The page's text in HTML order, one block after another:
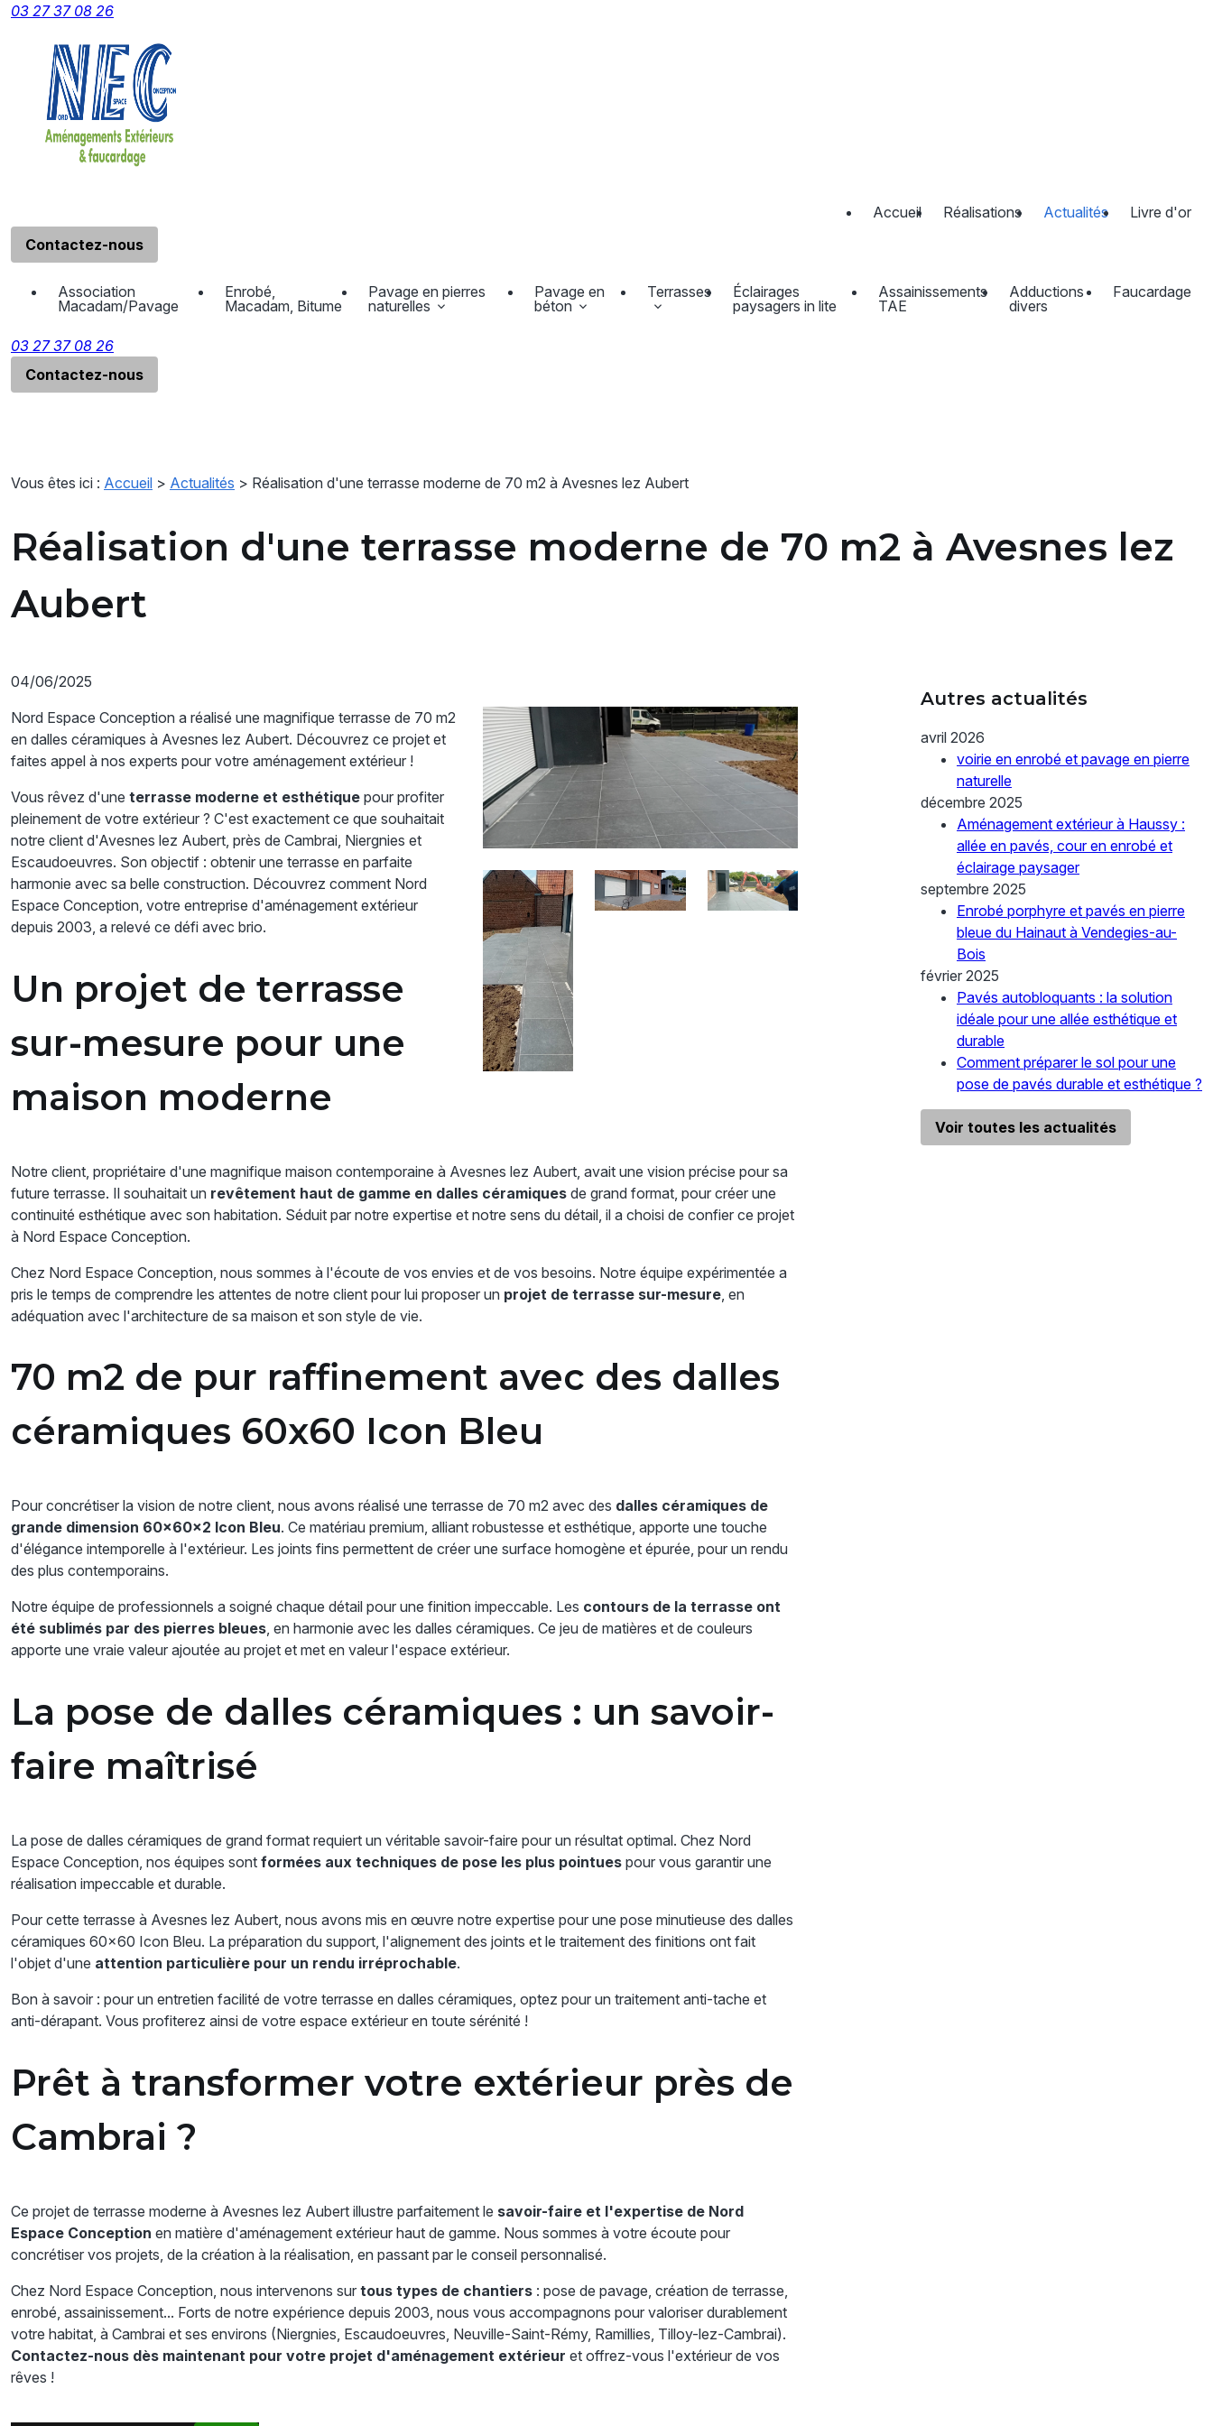
03 27 37 08 26
Accueil Réalisations Actualités
Livre d'or
Contactez-nous
Association
Macadam/Pavage
Enrobé,
Macadam, Bitume
Pavage en pierres
naturelles
Pavage en
béton
Terrasses
Éclairages
paysagers in lite
Assainissements
TAE
Adductions
divers
Faucardage
03 27 37 08 26
Contactez-nous
Vous êtes ici : Accueil > Actualités > Réalisation d'une terrasse moderne de 70 m2 à Avesnes lez Aubert
Réalisation d'une terrasse moderne de 70 m2 à Avesnes lez
Aubert
04/06/2025
Nord Espace Conception a réalisé une magnifique terrasse de 70 m2
en dalles céramiques à Avesnes lez Aubert. Découvrez ce projet et
faites appel à nos experts pour votre aménagement extérieur !
Vous rêvez d'une terrasse moderne et esthétique pour profiter
pleinement de votre extérieur ? C'est exactement ce que souhaitait
notre client d'Avesnes lez Aubert, près de Cambrai, Niergnies et
Escaudoeuvres. Son objectif : obtenir une terrasse en parfaite
harmonie avec sa belle construction. Découvrez comment Nord
Espace Conception, votre entreprise d'aménagement extérieur
depuis 2003, a relevé ce défi avec brio.
Un projet de terrasse
sur-mesure pour une
maison moderne
Notre client, propriétaire d'une magnifique maison contemporaine à Avesnes lez Aubert, avait une vision précise pour sa
future terrasse. Il souhaitait un revêtement haut de gamme en dalles céramiques de grand format, pour créer une
continuité esthétique avec son habitation. Séduit par notre expertise et notre sens du détail, il a choisi de confier ce projet
à Nord Espace Conception.
Chez Nord Espace Conception, nous sommes à l'écoute de vos envies et de vos besoins. Notre équipe expérimentée a
pris le temps de comprendre les attentes de notre client pour lui proposer un projet de terrasse sur-mesure , en
adéquation avec l'architecture de sa maison et son style de vie.
70 m2 de pur raffinement avec des dalles
céramiques 60x60 Icon Bleu
Pour concrétiser la vision de notre client, nous avons réalisé une terrasse de 70 m2 avec des dalles céramiques de
grande dimension 60x60x2 Icon Bleu. Ce matériau premium, alliant robustesse et esthétique, apporte une touche
d'élégance intemporelle à l'extérieur. Les joints fins permettent de créer une surface homogène et épurée, pour un rendu
des plus contemporains.
Notre équipe de professionnels a soigné chaque détail pour une finition impeccable. Les contours de la terrasse ont
été sublimés par des pierres bleues, en harmonie avec les dalles céramiques. Ce jeu de matières et de couleurs
apporte une vraie valeur ajoutée au projet et met en valeur l'espace extérieur.
La pose de dalles céramiques : un savoir-
faire maîtrisé
La pose de dalles céramiques de grand format requiert un véritable savoir-faire pour un résultat optimal. Chez Nord
Espace Conception, nos équipes sont formées aux techniques de pose les plus pointues pour vous garantir une
réalisation impeccable et durable.
Pour cette terrasse à Avesnes lez Aubert, nous avons mis en œuvre notre expertise pour une pose minutieuse des dalles
céramiques 60x60 Icon Bleu. La préparation du support, l'alignement des joints et le traitement des finitions ont fait
l'objet d'une attention particulière pour un rendu irréprochable.
Bon à savoir : pour un entretien facilité de votre terrasse en dalles céramiques, optez pour un traitement anti-tache et
anti-dérapant. Vous profiterez ainsi de votre espace extérieur en toute sérénité !
Prêt à transformer votre extérieur près de
Cambrai ?
Ce projet de terrasse moderne à Avesnes lez Aubert illustre parfaitement le savoir-faire et l'expertise de Nord
Espace Conception en matière d'aménagement extérieur haut de gamme. Nous sommes à votre écoute pour
concrétiser vos projets, de la création à la réalisation, en passant par le conseil personnalisé.
Chez Nord Espace Conception, nous intervenons sur tous types de chantiers : pose de pavage, création de terrasse,
enrobé, assainissement... Forts de notre expérience depuis 2003, nous vous accompagnons pour valoriser durablement
votre habitat, à Cambrai et ses environs (Niergnies, Escaudoeuvres, Neuville-Saint-Rémy, Ramillies, Tilloy-lez-Cambrai).
Contactez-nous dès maintenant pour votre projet d'aménagement extérieur et offrez-vous l'extérieur de vos
rêves !
Autres actualités
avril 2026
voirie en enrobé et pavage en pierre
naturelle
décembre 2025
Aménagement extérieur à Haussy :
allée en pavés, cour en enrobé et
éclairage paysager
septembre 2025
Enrobé porphyre et pavés en pierre
bleue du Hainaut à Vendegies-au-
Bois
février 2025
Pavés autobloquants : la solution
idéale pour une allée esthétique et
durable
Comment préparer le sol pour une
pose de pavés durable et esthétique ?
Voir toutes les actualités
Panneau de gestion des cookies